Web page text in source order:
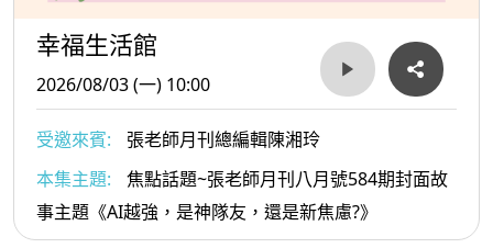
幸福生活館
2026/08/03 (一) 10:00
受邀來賓:
張老師月刊總編輯陳湘玲
本集主題:
焦點話題~張老師月刊八月號584期封面故
事主題《AI越強，是神隊友，還是新焦慮?》